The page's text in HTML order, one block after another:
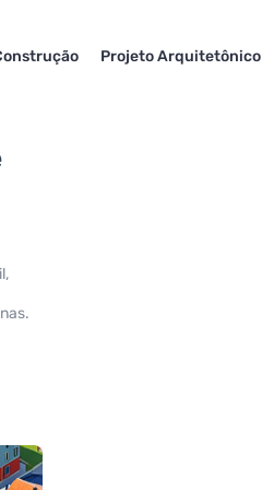
Projeto Arquitetônico